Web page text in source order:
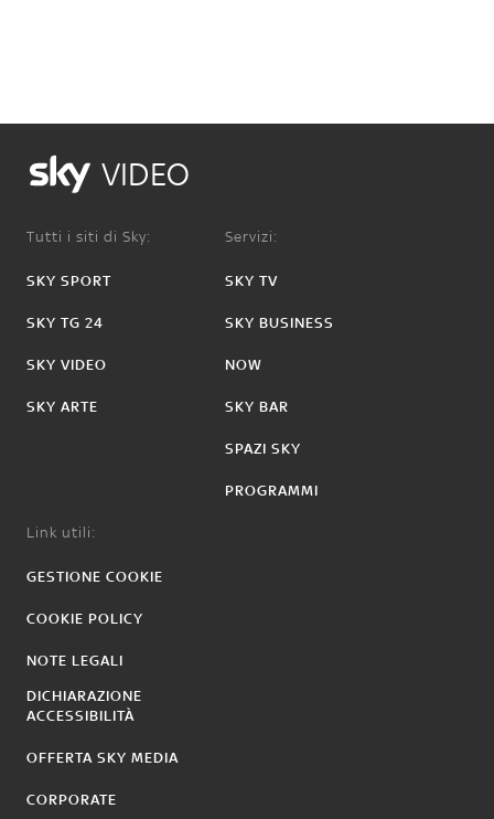
VIDEO
Tutti i siti di Sky:
SKY SPORT
SKY TG 24
SKY VIDEO
SKY ARTE
Servizi:
SKY TV
SKY BUSINESS
NOW
SKY BAR
SPAZI SKY
PROGRAMMI
Link utili:
GESTIONE COOKIE
COOKIE POLICY
NOTE LEGALI
DICHIARAZIONE
ACCESSIBILITÀ
OFFERTA SKY MEDIA
CORPORATE